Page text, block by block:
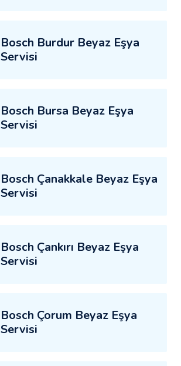
Bosch Burdur Beyaz Eşya
Servisi
Bosch Bursa Beyaz Eşya
Servisi
Bosch Çanakkale Beyaz Eşya
Servisi
Bosch Çankırı Beyaz Eşya
Servisi
Bosch Çorum Beyaz Eşya
Servisi